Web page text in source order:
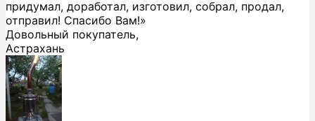
придумал, доработал, изготовил, собрал, продал,
отправил! Спасибо Вам!»
Довольный покупатель,
Астрахань